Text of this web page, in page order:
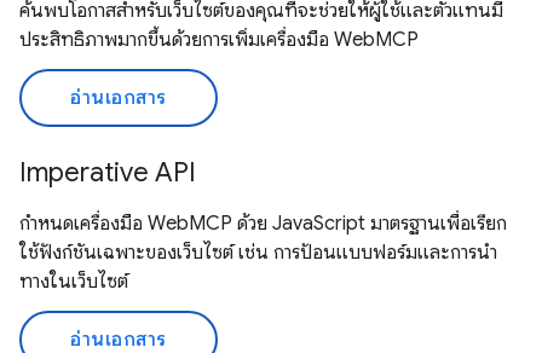
ค้นพบโอกาสสำหรับเว็บไซต์ของคุณที่จะช่วยให้ผู้ใช้และตัวแทนมี
ประสิทธิภาพมากขึ้นด้วยการเพิ่มเครื่องมือ WebMCP
อ่านเอกสาร
Imperative API
กำหนดเครื่องมือ WebMCP ด้วย JavaScript มาตรฐานเพื่อเรียก
ใช้ฟังก์ชันเฉพาะของเว็บไซต์ เช่น การป้อนแบบฟอร์มและการนำ
ทางในเว็บไซต์
อ่านเอกสาร